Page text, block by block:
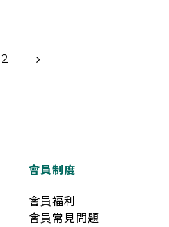
2
會員制度
會員福利
會員常見問題